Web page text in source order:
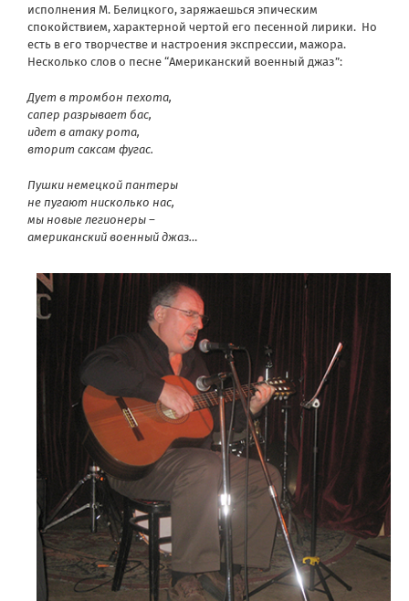
исполнения М. Белицкого, заряжаешься эпическим
спокойствием, характерной чертой его песенной лирики. Но
есть в его творчестве и настроения экспрессии, мажора.
Несколько слов о песне “Американский военный джаз”:
Дует в тромбон пехота,
сапер разрывает бас,
идет в атаку рота,
вторит саксам фугас.
Пушки немецкой пантеры
не пугают нисколько нас,
мы новые легионеры –
американский военный джаз…